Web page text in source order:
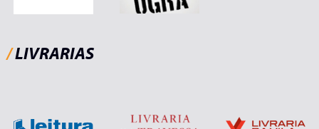
/LIVRARIAS